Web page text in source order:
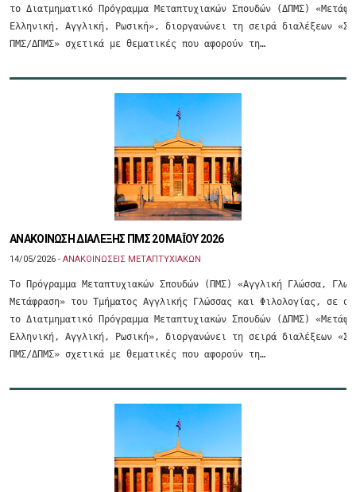
το Διατμηματικό Πρόγραμμα Μεταπτυχιακών Σπουδών (ΔΠΜΣ)
Ελληνική, Αγγλική, Ρωσική», διοργανώνει τη σειρά διαλέξεων
ΠΜΣ/ΔΠΜΣ» σχετικά με θεματικές που αφορούν τη…
ΑΝΑΚΟΙΝΩΣΗ ΔΙΑΛΕΞΗΣ ΠΜΣ 20 ΜΑΪ́ΟΥ 2026
14/05/2026 - ΑΝΑΚΟΙΝΩΣΕΙΣ ΜΕΤΑΠΤΥΧΙΑΚΩΝ
Tο Πρόγραμμα Μεταπτυχιακών Σπουδών (ΠΜΣ) «Αγγλική Γλώσσα,
Μετάφραση» του Τμήματος Αγγλικής Γλώσσας και Φιλολογίας, σε
το Διατμηματικό Πρόγραμμα Μεταπτυχιακών Σπουδών (ΔΠΜΣ)
Ελληνική, Αγγλική, Ρωσική», διοργανώνει τη σειρά διαλέξεων
ΠΜΣ/ΔΠΜΣ» σχετικά με θεματικές που αφορούν τη…